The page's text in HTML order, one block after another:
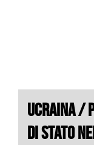
UCRAINA /
DI STATO